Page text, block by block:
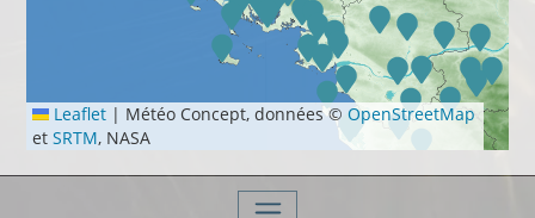
Leaflet | Météo Concept, données © OpenStreetMap
et SRTM, NASA